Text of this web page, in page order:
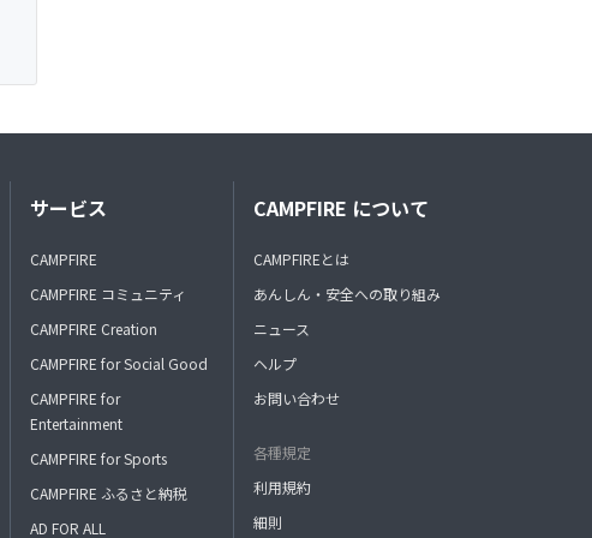
サービス
CAMPFIRE
CAMPFIRE コミュニティ
CAMPFIRE Creation
CAMPFIRE for Social Good
CAMPFIRE for
Entertainment
CAMPFIRE for Sports
CAMPFIRE ふるさと納税
AD FOR ALL
CAMPFIRE について
CAMPFIREとは
あんしん・安全への取り組み
ニュース
ヘルプ
お問い合わせ
各種規定
利用規約
細則